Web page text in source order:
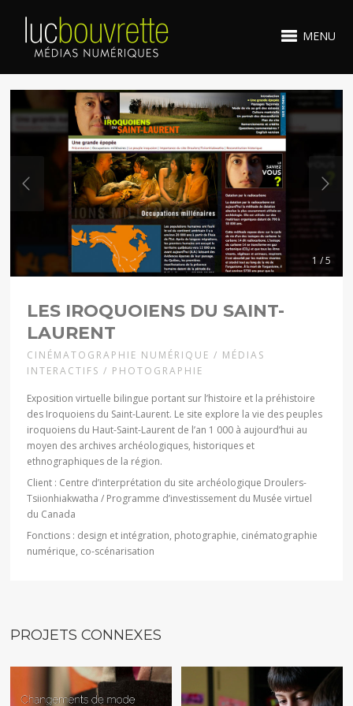
MENU
1 / 5
LES IROQUOIENS DU SAINT-
LAURENT
CINÉMATOGRAPHIE NUMÉRIQUE / MÉDIAS
INTERACTIFS / PHOTOGRAPHIE
Exposition virtuelle bilingue portant sur l’histoire et la préhistoire
des Iroquoiens du Saint-Laurent. Le site explore la vie des peuples
iroquoiens du Haut-Saint-Laurent de l’an 1 000 à aujourd’hui au
moyen des archives archéologiques, historiques et
ethnographiques de la région.
Client : Centre d’interprétation du site archéologique Droulers-
Tsiionhiakwatha / Programme d’investissement du Musée virtuel
du Canada
Fonctions : design et intégration, photographie, cinématographie
numérique, co-scénarisation
PROJETS CONNEXES